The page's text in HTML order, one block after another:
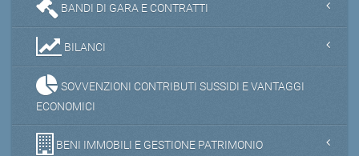
BANDI DI GARA E CONTRATTI
BILANCI
SOVVENZIONI CONTRIBUTI SUSSIDI E VANTAGGI
ECONOMICI
BENI IMMOBILI E GESTIONE PATRIMONIO